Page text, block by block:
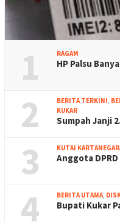
1 RAGAM
HP Palsu
2 BERITA TERKINI,
KUKAR
Sumpah Janji
3 KUTAI
Anggota
4 BERITA UTAMA,
Bupati Kukar